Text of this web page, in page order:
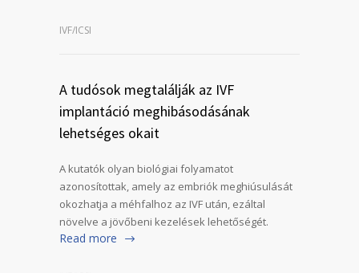
IVF/ICSI
A tudósok megtalálják az IVF
implantáció meghibásodásának
lehetséges okait
A kutatók olyan biológiai folyamatot
azonosítottak, amely az embriók meghiúsulását
okozhatja a méhfalhoz az IVF után, ezáltal
növelve a jövőbeni kezelések lehetőségét.
Read more